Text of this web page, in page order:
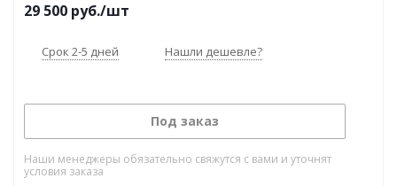
29 500 руб./шт
Срок 2-5 дней Нашли дешевле?
Под заказ
Наши менеджеры обязательно свяжутся с вами и уточнят
условия заказа